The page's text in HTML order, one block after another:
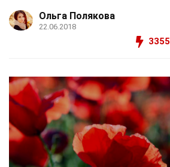
Ольга Полякова
22.06.2018
3355